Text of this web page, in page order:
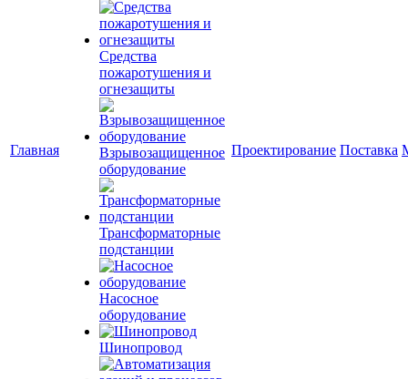
Главная
Средства
пожаротушения и
огнезащиты
Взрывозащищенное
оборудование
Трансформаторные
подстанции
Насосное
оборудование
Шинопровод
Проектирование Поставка